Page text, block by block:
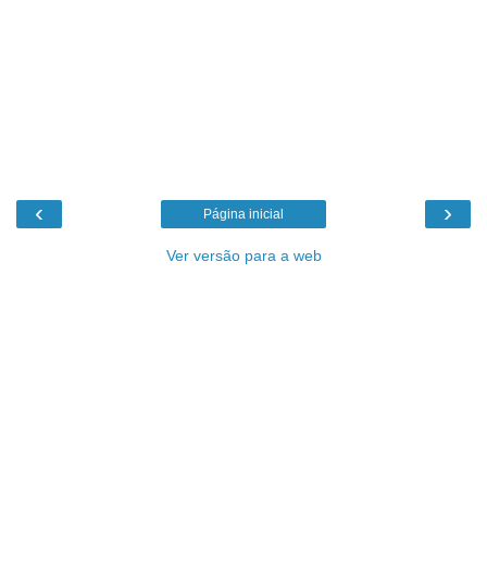
‹ ›
Página inicial
Ver versão para a web